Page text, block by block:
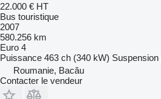
22.000 € HT
Bus touristique
2007
580.256 km
Euro 4
Puissance 463 ch (340 kW) Suspension
Roumanie, Bacău
Contacter le vendeur